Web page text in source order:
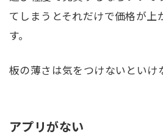
てしまうとそれだけで価格が上
す。
板の薄さは気をつけないといけ
アプリがない